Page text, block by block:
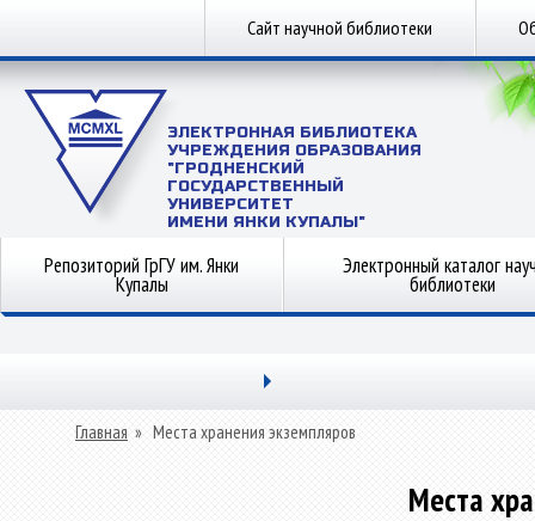
Сайт научной библиотеки
ЭЛЕКТРОННАЯ БИБЛИОТЕКА
УЧРЕЖДЕНИЯ ОБРАЗОВАНИЯ
"ГРОДНЕНСКИЙ
ГОСУДАРСТВЕННЫЙ
УНИВЕРСИТЕТ
ИМЕНИ ЯНКИ КУПАЛЫ"
Репозиторий ГрГУ им. Янки
Купалы
Электронный каталог
библиотеки
Главная » Места хранения экземпляров
Места